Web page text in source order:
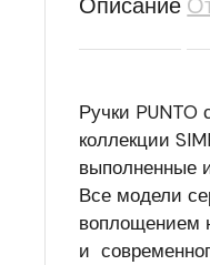
Ручки PUNTO
коллекции
выполненные
Все модели
воплощением
и